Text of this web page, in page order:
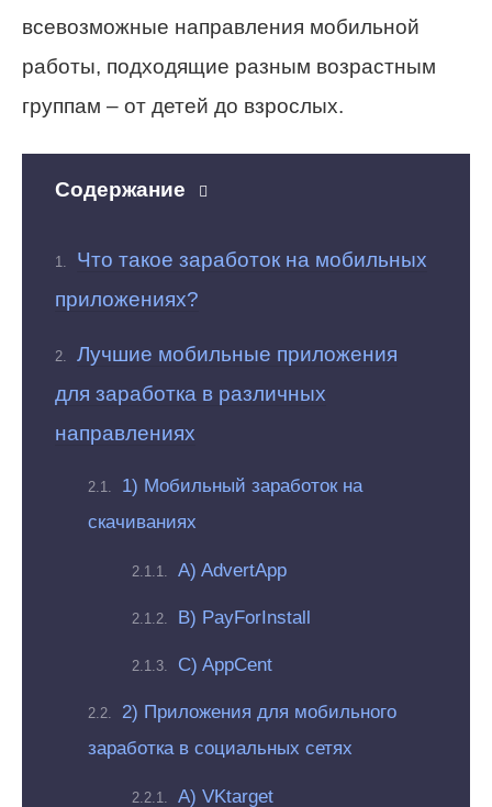
всевозможные направления мобильной
работы, подходящие разным возрастным
группам – от детей до взрослых.
Содержание
Что такое заработок на мобильных
приложениях?
Лучшие мобильные приложения
для заработка в различных
направлениях
1) Мобильный заработок на
скачиваниях
A) AdvertApp
B) PayForInstall
C) AppCent
2) Приложения для мобильного
заработка в социальных сетях
A) VKtarget